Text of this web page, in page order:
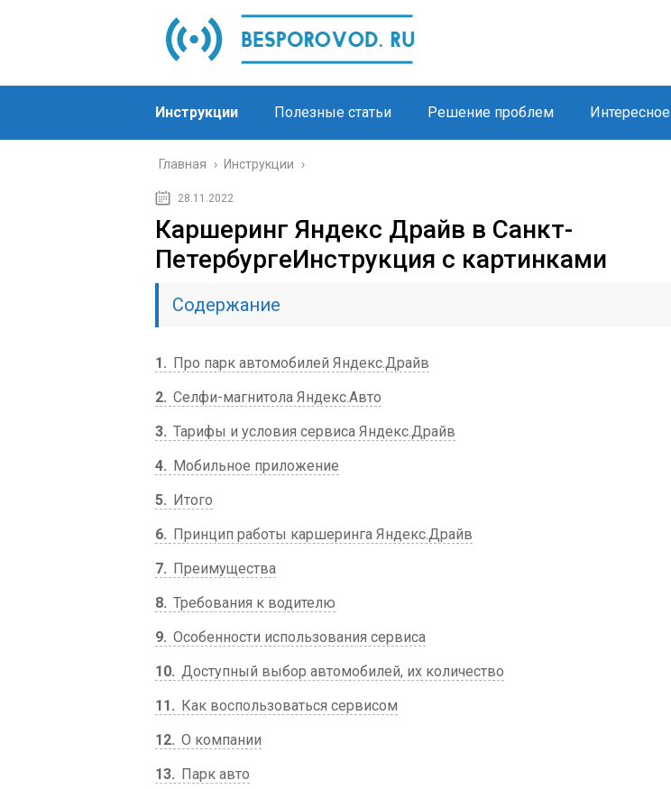
Инструкции Полезные статьи Решение проблем Интересное
Главная › Инструкции ›
28.11.2022
Каршеринг Яндекс Драйв в Санкт-
ПетербургеИнструкция с картинками
Содержание
1
Про парк автомобилей Яндекс.Драйв
2 Селфи-магнитола Яндекс.Авто
3 Тарифы и условия сервиса Яндекс.Драйв
4
Мобильное приложение
5
Итого
6
Принцип работы каршеринга Яндекс.Драйв
7
Преимущества
8 Требования к водителю
9 Особенности использования сервиса
10 Доступный выбор автомобилей, их количество
11
Как воспользоваться сервисом
12 О компании
13
Парк авто